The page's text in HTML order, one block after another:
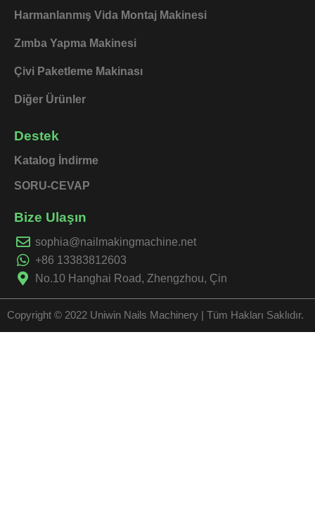
Harmanlanmış Vida Montaj Makinesi
Zımba Yapma Makinesi
Çivi Paketleme Makinası
Diğer Ürünler
Destek
Katalog İndirme
SORU-CEVAP
Bize Ulaşın
sophia@nailmakingmachine.net
+86 13383812603
No.10 Hanghai Road, Zhengzhou, Çin
Copyright © 2022 Uniwin Nails Machinery | Tüm Hakları Saklıdır.